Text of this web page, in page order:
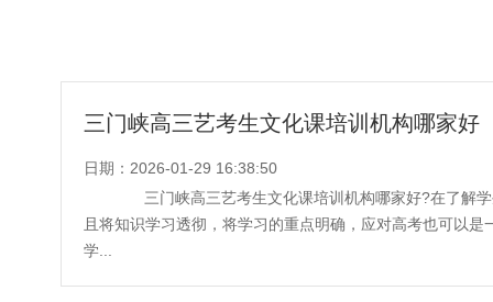
三门峡高三艺考生文化课培训机构哪家好
日期：2026-01-29 16:38:50
三门峡高三艺考生文化课培训机构哪家好?在了解学
且将知识学习透彻，将学习的重点明确，应对高考也可以
学...